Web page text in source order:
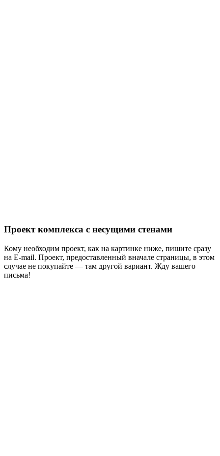
Проект комплекса с несущими стенами
Кому необходим проект, как на картинке ниже, пишите сразу
на E-mail. Проект, предоставленный вначале страницы, в этом
случае не покупайте — там другой вариант. Жду вашего
письма!